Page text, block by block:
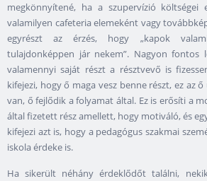
megkönnyítené, ha a szupervízió költségei
valamilyen cafeteria elemeként vagy
egyrészt az érzés, hogy „kapok
tulajdonképpen jár nekem”. Nagyon fontos
valamennyi saját részt a résztvevő is
kifejezi, hogy ő maga vesz benne részt, ez az
van, ő fejlődik a folyamat által. Ez is erősíti a
által fizetett rész amellett, hogy motiváló, és
kifejezi azt is, hogy a pedagógus szakmai
iskola érdeke is.
Ha sikerült néhány érdeklődőt találni,